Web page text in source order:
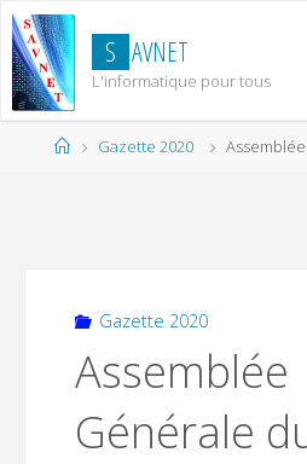
Skip
to
content
S AVNET
L'informatique pour tous
HomeGazette 2020
Gazette 2020
Assemblée
Générale